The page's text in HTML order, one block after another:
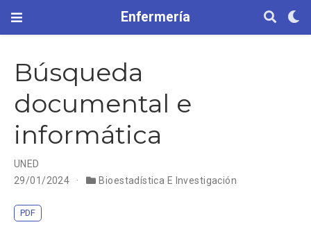
Enfermería
Búsqueda
documental e
informática
UNED
29/01/2024
Bioestadística E Investigación
PDF